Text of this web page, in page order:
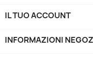
IL TUO ACCOUNT
INFORMAZIONI